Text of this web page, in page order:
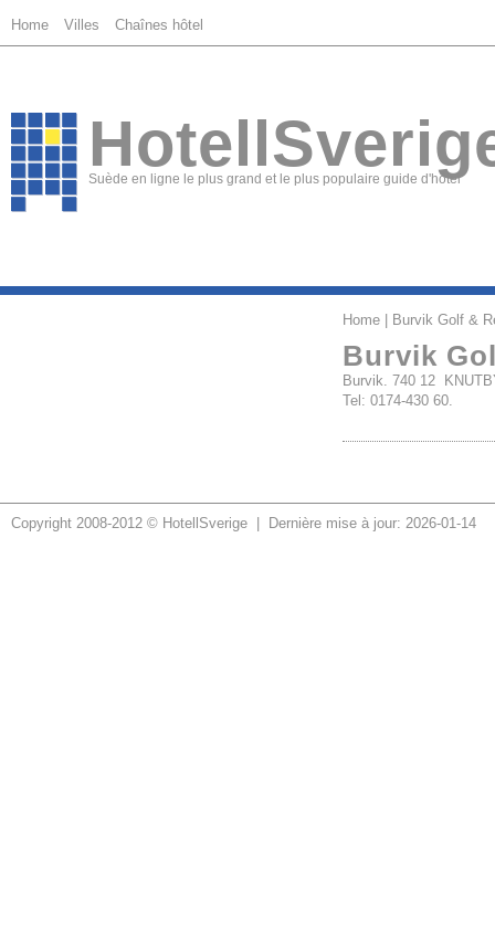
Home Villes Chaînes hôtel
Suède en ligne le plus grand et le plus populaire guide d'hôtel
Home | Burvik Golf &
Burvik
Burvik. 740 12
Tel: 0174-430 60.
Copyright 2008-2012 © HotellSverige | Dernière mise à jour: 2026-01-14